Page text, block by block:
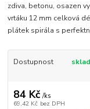
zdiva, betonu, osazen
vrtáku 12 mm celková
plátek spirála s
Dostupnost
84 Kč /ks
69,42 Kč bez DPH